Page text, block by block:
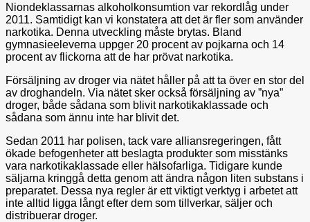
Niondeklassarnas alkoholkonsumtion var rekordlåg under
2011. Samtidigt kan vi konstatera att det är fler som använder
narkotika. Denna utveckling måste brytas. Bland
gymnasieeleverna uppger 20 procent av pojkarna och 14
procent av flickorna att de har prövat narkotika.
Försäljning av droger via nätet håller på att ta över en stor del
av droghandeln. Via nätet sker också försäljning av ”nya”
droger, både sådana som blivit narkotikaklassade och
sådana som ännu inte har blivit det.
Sedan 2011 har polisen, tack vare alliansregeringen, fått
ökade befogenheter att beslagta produkter som misstänks
vara narkotikaklassade eller hälsofarliga. Tidigare kunde
säljarna kringgå detta genom att ändra någon liten substans i
preparatet. Dessa nya regler är ett viktigt verktyg i arbetet att
inte alltid ligga långt efter dem som tillverkar, säljer och
distribuerar droger.